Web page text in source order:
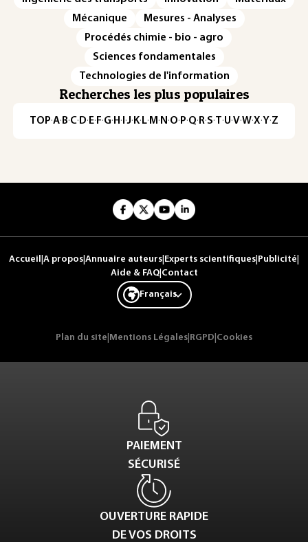
Mécanique
Mesures - Analyses
Procédés chimie - bio - agro
Sciences fondamentales
Technologies de l'information
Recherches les plus populaires
TOP·A·B·C· D· E· F·G· H · ·J· K· L· M · N ·O· P·Q· R·S·T·U·V·W·X·Y·Z
Accueil A propos Annuaire auteurs Experts scientifiques Publicité
Aide & FAQ| Contact
Français
Plan du site Mentions Légales RGPD Cookies
PAIEMENT
SÉCURISÉ
OUVERTURE RAPIDE
DE VOS DROITS